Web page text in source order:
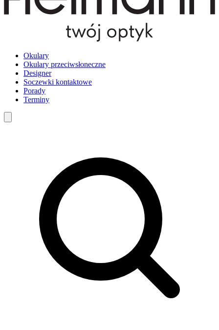
Okulary
Okulary przeciwsłoneczne
Designer
Soczewki kontaktowe
Porady
Terminy